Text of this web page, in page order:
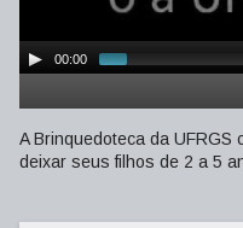
00:00
A Brinquedoteca da
deixar seus filhos de 2 a 5